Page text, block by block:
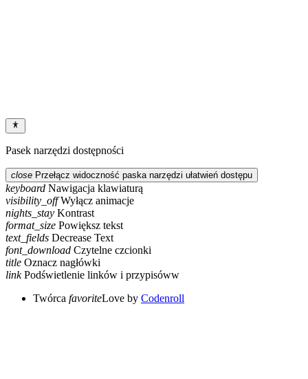
Pasek narzędzi dostępności
close Przełącz widoczność paska narzędzi ułatwień dostępu
keyboard Nawigacja klawiaturą
visibility_off Wyłącz animacje
nights_stay Kontrast
format_size Powiększ tekst
text_fields Decrease Text
font_download Czytelne czcionki
title Oznacz nagłówki
link Podświetlenie linków i przypisóww
Twórca favoriteLove by Codenroll